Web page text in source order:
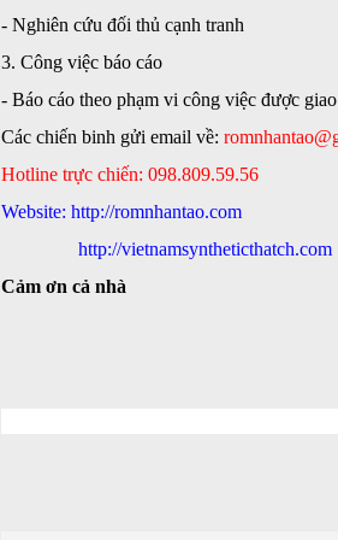
- Nghiên cứu đối thủ cạnh tranh
3. Công việc báo cáo
- Báo cáo theo phạm vi công việc được giao
Các chiến binh gửi email về:
Hotline trực chiến: 098.809.59.56
Website: http://romnhantao.com
http://vietnamsyntheticthatch.com
Cảm ơn cả nhà